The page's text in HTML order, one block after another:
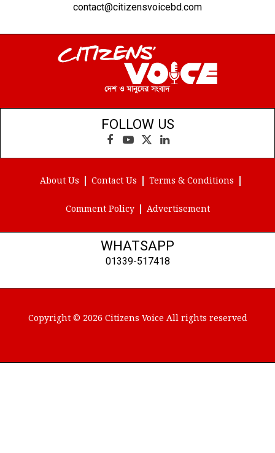
contact@citizensvoicebd.com
FOLLOW US
Facebook
YouTube
X
(Twitter)
LinkedIn
About Us Contact Us Terms & Conditions
Comment Policy Advertisement
WHATSAPP
01339-517418
Copyright © 2026 Citizens Voice All rights reserved